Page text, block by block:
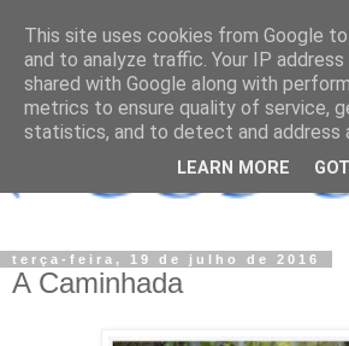
terça-feira, 19 de julho de 2016
A Caminhada
This site uses cookies from Google
and to analyze traffic. Your IP
shared with Google along with
metrics to ensure quality of service,
statistics, and to detect and address
LEARN MORE